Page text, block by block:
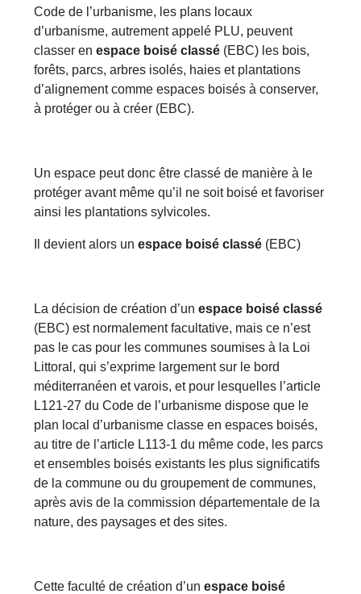
Code de l’urbanisme, les plans locaux
d’urbanisme, autrement appelé PLU, peuvent
classer enespace boisé classé (EBC) les bois,
forêts, parcs, arbres isolés, haies et plantations
d’alignement comme espaces boisés à conserver,
à protéger ou à créer (EBC).
Un espace peut donc être classé de manière à le
protéger avant même qu’il ne soit boisé et favoriser
ainsi les plantations sylvicoles.
Il devient alors unespace boisé classé (EBC)
La décision de création d’unespace boisé classé
(EBC) est normalement facultative, mais ce n’est
pas le cas pour les communes soumises à la Loi
Littoral, qui s’exprime largement sur le bord
méditerranéen et varois, et pour lesquelles l’article
L121-27 du Code de l’urbanisme dispose que le
plan local d’urbanisme classe en espaces boisés,
au titre de l’article L113-1 du même code, les parcs
et ensembles boisés existants les plus significatifs
de la commune ou du groupement de communes,
après avis de la commission départementale de la
nature, des paysages et des sites.
Cette faculté de création d’unespace boisé